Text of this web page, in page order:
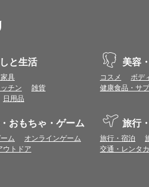
と生活
具
チン
雑貨
日用品
美容
コスメ
ボデ
健康食品・サ
おもちゃ・ゲーム
ム
オンラインゲーム
ウトドア
旅行
旅行・宿泊
交通・レンタ